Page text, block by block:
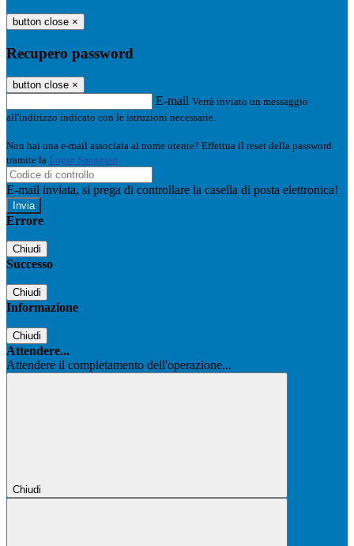
button close ×
Recupero password
button close ×
E-mail Verrà inviato un messaggio
all'indirizzo indicato con le istruzioni necessarie.
Non hai una e-mail associata al nome utente? Effettua il reset della password
tramite la Login Spaggiari
E-mail inviata, si prega di controllare la casella di posta elettronica!
Errore
Chiudi
Successo
Chiudi
Informazione
Chiudi
Attendere...
Attendere il completamento dell'operazione...
Chiudi